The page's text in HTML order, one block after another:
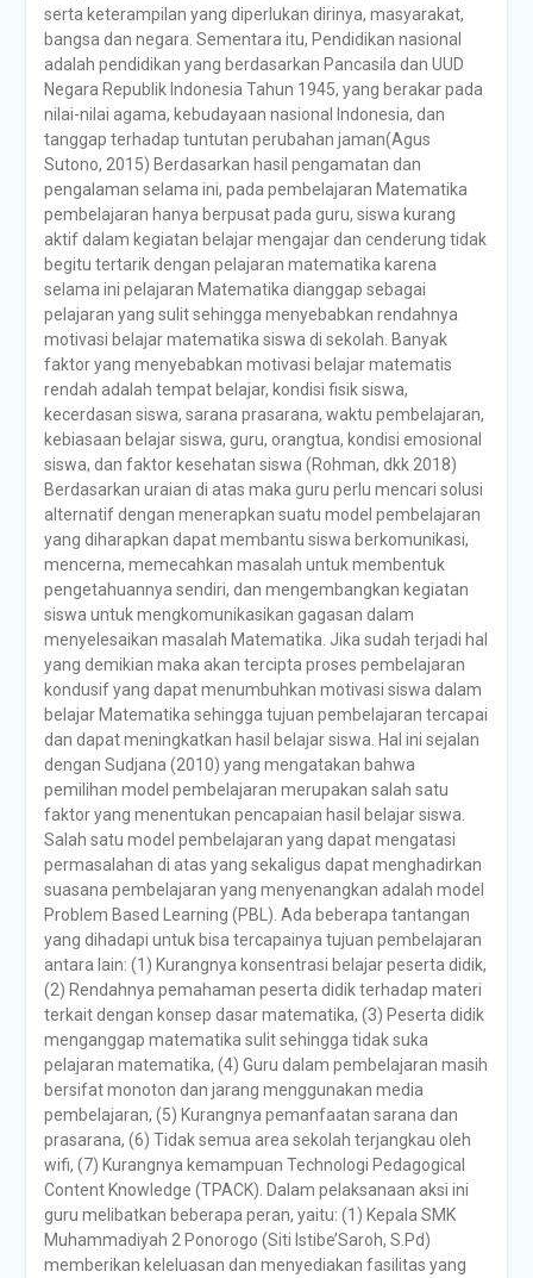
serta keterampilan yang diperlukan dirinya, masyarakat,
bangsa dan negara. Sementara itu, Pendidikan nasional
adalah pendidikan yang berdasarkan Pancasila dan UUD
Negara Republik Indonesia Tahun 1945, yang berakar pada
nilai-nilai agama, kebudayaan nasional Indonesia, dan
tanggap terhadap tuntutan perubahan jaman(Agus
Sutono, 2015) Berdasarkan hasil pengamatan dan
pengalaman selama ini, pada pembelajaran Matematika
pembelajaran hanya berpusat pada guru, siswa kurang
aktif dalam kegiatan belajar mengajar dan cenderung tidak
begitu tertarik dengan pelajaran matematika karena
selama ini pelajaran Matematika dianggap sebagai
pelajaran yang sulit sehingga menyebabkan rendahnya
motivasi belajar matematika siswa di sekolah. Banyak
faktor yang menyebabkan motivasi belajar matematis
rendah adalah tempat belajar, kondisi fisik siswa,
kecerdasan siswa, sarana prasarana, waktu pembelajaran,
kebiasaan belajar siswa, guru, orangtua, kondisi emosional
siswa, dan faktor kesehatan siswa (Rohman, dkk 2018)
Berdasarkan uraian di atas maka guru perlu mencari solusi
alternatif dengan menerapkan suatu model pembelajaran
yang diharapkan dapat membantu siswa berkomunikasi,
mencerna, memecahkan masalah untuk membentuk
pengetahuannya sendiri, dan mengembangkan kegiatan
siswa untuk mengkomunikasikan gagasan dalam
menyelesaikan masalah Matematika. Jika sudah terjadi hal
yang demikian maka akan tercipta proses pembelajaran
kondusif yang dapat menumbuhkan motivasi siswa dalam
belajar Matematika sehingga tujuan pembelajaran tercapai
dan dapat meningkatkan hasil belajar siswa. Hal ini sejalan
dengan Sudjana (2010) yang mengatakan bahwa
pemilihan model pembelajaran merupakan salah satu
faktor yang menentukan pencapaian hasil belajar siswa.
Salah satu model pembelajaran yang dapat mengatasi
permasalahan di atas yang sekaligus dapat menghadirkan
suasana pembelajaran yang menyenangkan adalah model
Problem Based Learning (PBL). Ada beberapa tantangan
yang dihadapi untuk bisa tercapainya tujuan pembelajaran
antara lain: (1) Kurangnya konsentrasi belajar peserta didik,
(2) Rendahnya pemahaman peserta didik terhadap materi
terkait dengan konsep dasar matematika, (3) Peserta didik
menganggap matematika sulit sehingga tidak suka
pelajaran matematika, (4) Guru dalam pembelajaran masih
bersifat monoton dan jarang menggunakan media
pembelajaran, (5) Kurangnya pemanfaatan sarana dan
prasarana, (6) Tidak semua area sekolah terjangkau oleh
wifi, (7) Kurangnya kemampuan Technologi Pedagogical
Content Knowledge (TPACK). Dalam pelaksanaan aksi ini
guru melibatkan beberapa peran, yaitu: (1) Kepala SMK
Muhammadiyah 2 Ponorogo (Siti Istibe’Saroh, S.Pd)
memberikan keleluasan dan menyediakan fasilitas yang